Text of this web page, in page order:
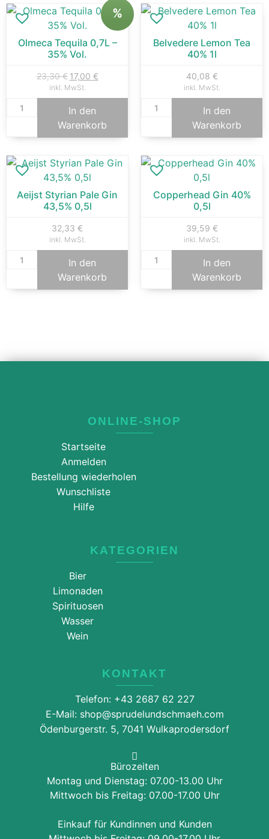
%
Olmeca Tequila 0,7L –
35% Vol.
23,30€ 17,00 €
inkl. MwSt.
In den
Warenkorb
Belvedere Lemon Tea
40% 1l
40,08 €
inkl. MwSt.
In den
Warenkorb
Aeijst Styrian Pale Gin
43,5% 0,5l
32,33 €
inkl. MwSt.
In den
Warenkorb
Copperhead Gin 40%
0,5l
39,59 €
inkl. MwSt.
In den
Warenkorb
ONLINE-SHOP
Startseite
Anmelden
Bestellung wiederholen
Wunschliste
Hilfe
KATEGORIEN
Bier
Limonaden
Spirituosen
Wasser
Wein
KONTAKT
Telefon: +43 2687 62 227
E-Mail: shop@sprudelundschmaeh.com
Ödenburgerstr. 5, 7041 Wulkaprodersdorf
Bürozeiten
Montag und Dienstag: 07.00-13.00 Uhr
Mittwoch bis Freitag: 07.00-17.00 Uhr
Einkauf für Kundinnen und Kunden